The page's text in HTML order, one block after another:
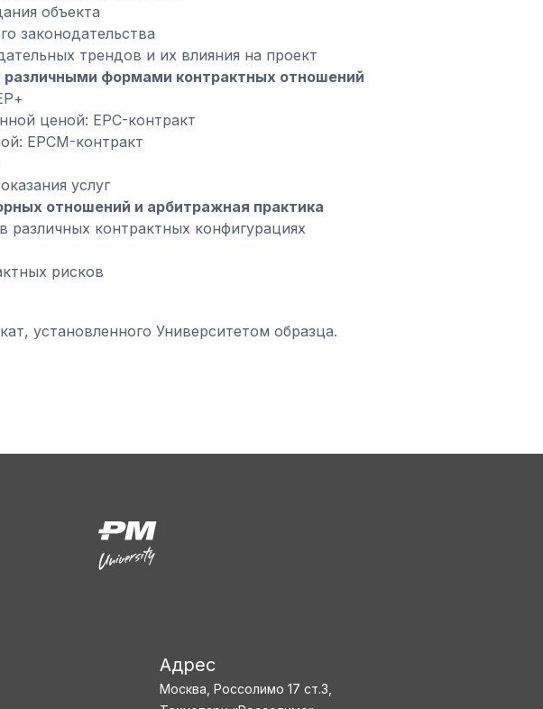
объекта
законодательства
трендов и их влияния на проект
различными формами контрактных отношений
ценой: EPC-контракт
EPCM-контракт
услуг
отношений и арбитражная практика
различных контрактных конфигурациях
рисков
установленного Университетом образца.
Адрес
Москва, Россолимо 17 ст.3,